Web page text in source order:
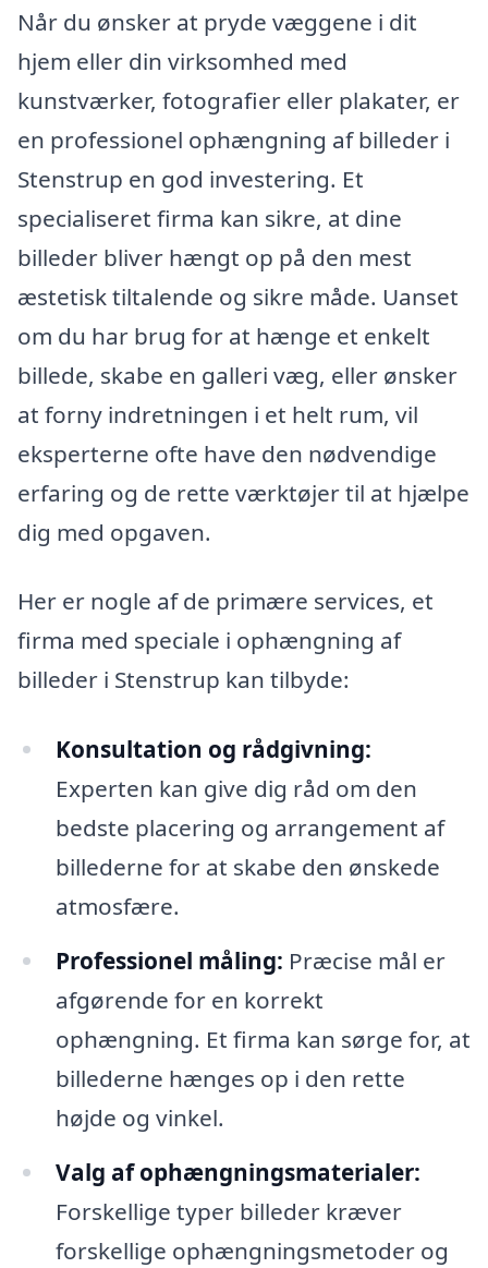
Når du ønsker at pryde væggene i dit
hjem eller din virksomhed med
kunstværker, fotografier eller plakater, er
en professionel ophængning af billeder i
Stenstrup en god investering. Et
specialiseret firma kan sikre, at dine
billeder bliver hængt op på den mest
æstetisk tiltalende og sikre måde. Uanset
om du har brug for at hænge et enkelt
billede, skabe en galleri væg, eller ønsker
at forny indretningen i et helt rum, vil
eksperterne ofte have den nødvendige
erfaring og de rette værktøjer til at hjælpe
dig med opgaven.
Her er nogle af de primære services, et
firma med speciale i ophængning af
billeder i Stenstrup kan tilbyde:
Konsultation og rådgivning:
Experten kan give dig råd om den
bedste placering og arrangement af
billederne for at skabe den ønskede
atmosfære.
Professionel måling: Præcise mål er
afgørende for en korrekt
ophængning. Et firma kan sørge for, at
billederne hænges op i den rette
højde og vinkel.
Valg af ophængningsmaterialer:
Forskellige typer billeder kræver
forskellige ophængningsmetoder og